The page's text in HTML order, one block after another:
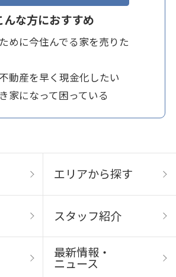
んな方におすすめ
動産を早く現金化したい
家になって困っている
エリアから探す
スタッフ紹介
最新情報・
ニュース